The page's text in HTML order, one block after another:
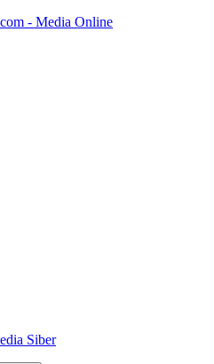
- Media Online
Siber